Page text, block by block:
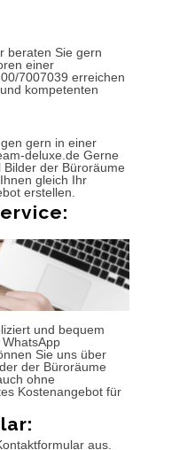
beraten Sie gern
einer
7007039 erreichen
kompetenten
gern in einer
deluxe.de Gerne
der Büroräume
gleich Ihr
erstellen.
und bequem
Sie uns über
der Büroräume
ohne
Kostenangebot für
aus.